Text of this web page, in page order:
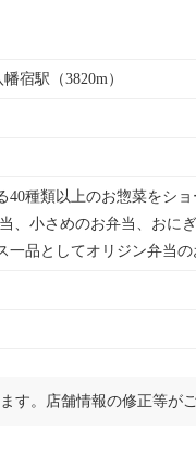
宿駅（3820m）
種類以上のお惣菜をシ
、小さめのお弁当、おに
品としてオリジン弁当の
す。店舗情報の修正等が